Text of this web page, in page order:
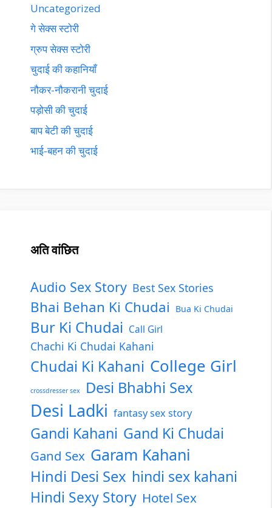
Uncategorized
गे सेक्स स्टोरी
ग्रुप सेक्स स्टोरी
चुदाई की कहानियाँ
नौकर-नौकरानी चुदाई
पड़ोसी की चुदाई
बाप बेटी की चुदाई
भाई-बहन की चुदाई
अति वांछित
Audio Sex Story Best Sex Stories
Bhai Behan Ki Chudai Bua Ki Chudai
Bur Ki Chudai Call Girl
Chachi Ki Chudai Kahani
Chudai Ki Kahani College Girl
crossdresser sex Desi Bhabhi Sex
Desi Ladki fantasy sex story
Gandi Kahani Gand Ki Chudai
Gand Sex Garam Kahani
Hindi Desi Sex hindi sex kahani
Hindi Sexy Story Hotel Sex